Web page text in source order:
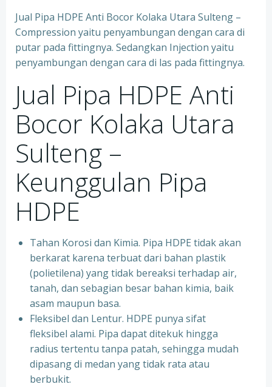
Jual Pipa HDPE Anti Bocor Kolaka Utara Sulteng –
Compression yaitu penyambungan dengan cara di
putar pada fittingnya. Sedangkan Injection yaitu
penyambungan dengan cara di las pada fittingnya.
Jual Pipa HDPE Anti
Bocor Kolaka Utara
Sulteng –
Keunggulan Pipa
HDPE
Tahan Korosi dan Kimia. Pipa HDPE tidak akan
berkarat karena terbuat dari bahan plastik
(polietilena) yang tidak bereaksi terhadap air,
tanah, dan sebagian besar bahan kimia, baik
asam maupun basa.
Fleksibel dan Lentur. HDPE punya sifat
fleksibel alami. Pipa dapat ditekuk hingga
radius tertentu tanpa patah, sehingga mudah
dipasang di medan yang tidak rata atau
berbukit.